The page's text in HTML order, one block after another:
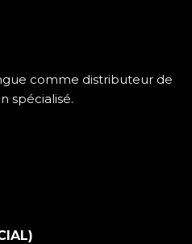
comme distributeur de
spécialisé.